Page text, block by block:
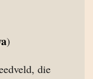
)
die